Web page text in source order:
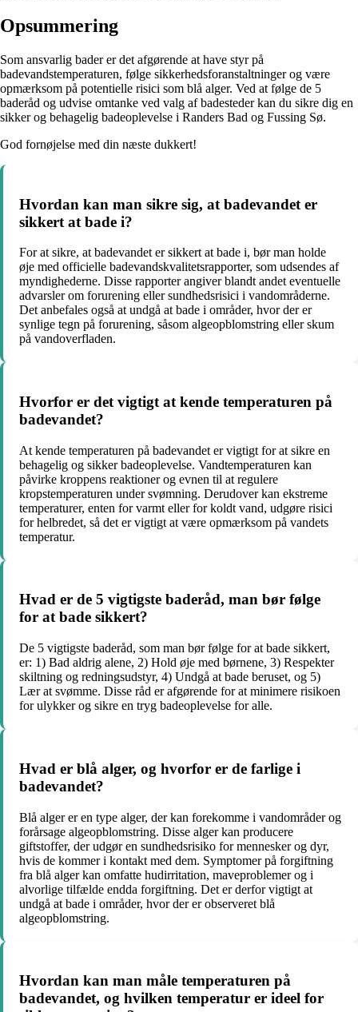
Opsummering
Som ansvarlig bader er det afgørende at have styr på
badevandstemperaturen, følge sikkerhedsforanstaltninger og være
opmærksom på potentielle risici som blå alger. Ved at følge de 5
baderåd og udvise omtanke ved valg af badesteder kan du sikre dig en
sikker og behagelig badeoplevelse i Randers Bad og Fussing Sø.
God fornøjelse med din næste dukkert!
Hvordan kan man sikre sig, at badevandet er
sikkert at bade i?
For at sikre, at badevandet er sikkert at bade i, bør man holde
øje med officielle badevandskvalitetsrapporter, som udsendes af
myndighederne. Disse rapporter angiver blandt andet eventuelle
advarsler om forurening eller sundhedsrisici i vandområderne.
Det anbefales også at undgå at bade i områder, hvor der er
synlige tegn på forurening, såsom algeopblomstring eller skum
på vandoverfladen.
Hvorfor er det vigtigt at kende temperaturen på
badevandet?
At kende temperaturen på badevandet er vigtigt for at sikre en
behagelig og sikker badeoplevelse. Vandtemperaturen kan
påvirke kroppens reaktioner og evnen til at regulere
kropstemperaturen under svømning. Derudover kan ekstreme
temperaturer, enten for varmt eller for koldt vand, udgøre risici
for helbredet, så det er vigtigt at være opmærksom på vandets
temperatur.
Hvad er de 5 vigtigste baderåd, man bør følge
for at bade sikkert?
De 5 vigtigste baderåd, som man bør følge for at bade sikkert,
er: 1) Bad aldrig alene, 2) Hold øje med børnene, 3) Respekter
skiltning og redningsudstyr, 4) Undgå at bade beruset, og 5)
Lær at svømme. Disse råd er afgørende for at minimere risikoen
for ulykker og sikre en tryg badeoplevelse for alle.
Hvad er blå alger, og hvorfor er de farlige i
badevandet?
Blå alger er en type alger, der kan forekomme i vandområder og
forårsage algeopblomstring. Disse alger kan producere
giftstoffer, der udgør en sundhedsrisiko for mennesker og dyr,
hvis de kommer i kontakt med dem. Symptomer på forgiftning
fra blå alger kan omfatte hudirritation, maveproblemer og i
alvorlige tilfælde endda forgiftning. Det er derfor vigtigt at
undgå at bade i områder, hvor der er observeret blå
algeopblomstring.
Hvordan kan man måle temperaturen på
badevandet, og hvilken temperatur er ideel for